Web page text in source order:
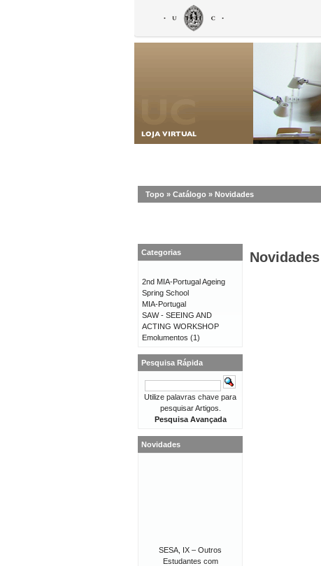
Topo » Catálogo » Novidades
Novidades
Categorias
2nd MIA-Portugal Ageing
Spring School
MIA-Portugal
SAW - SEEING AND
ACTING WORKSHOP
Emolumentos (1)
Pesquisa Rápida
Utilize palavras chave para
pesquisar Artigos.
Pesquisa Avançada
Novidades
SESA, IX – Outros
Estudantes com